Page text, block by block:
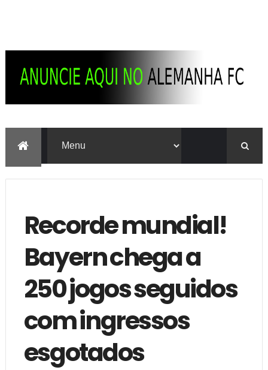
Recorde mundial!
Bayern chega a
250 jogos seguidos
com ingressos
esgotados